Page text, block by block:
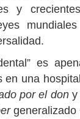
y
es
una
por el dony
generalizado